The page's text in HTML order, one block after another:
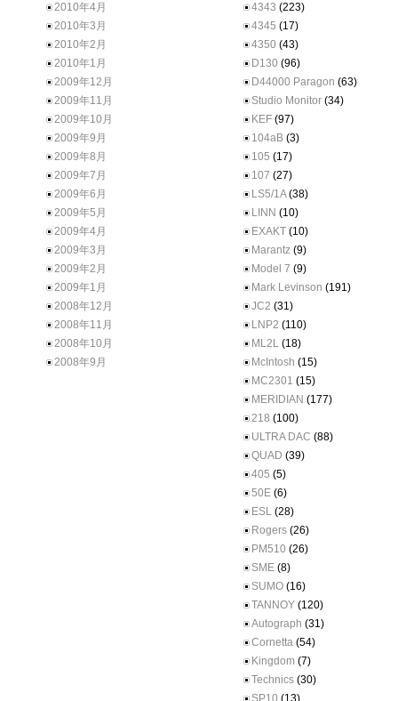
2010年4月
2010年3月
2010年2月
2010年1月
2009年12月
2009年11月
2009年10月
2009年9月
2009年8月
2009年7月
2009年6月
2009年5月
2009年4月
2009年3月
2009年2月
2009年1月
2008年12月
2008年11月
2008年10月
2008年9月
4343 (223)
4345 (17)
4350 (43)
D130 (96)
D44000 Paragon (63)
Studio Monitor (34)
KEF (97)
104aB (3)
105 (17)
107 (27)
LS5/1A(38)
LINN (10)
EXAKT (10)
Marantz (9)
Model 7 (9)
Mark Levinson (191)
JC2 (31)
LNP2 (110)
ML2L (18)
McIntosh (15)
MC2301 (15)
MERIDIAN (177)
218 (100)
ULTRA DAC (88)
QUAD (39)
405 (5)
50E (6)
ESL (28)
Rogers (26)
PM510 (26)
SME (8)
SUMO (16)
TANNOY (120)
Autograph (31)
Cornetta (54)
Kingdom (7)
Technics (30)
SP10 (13)